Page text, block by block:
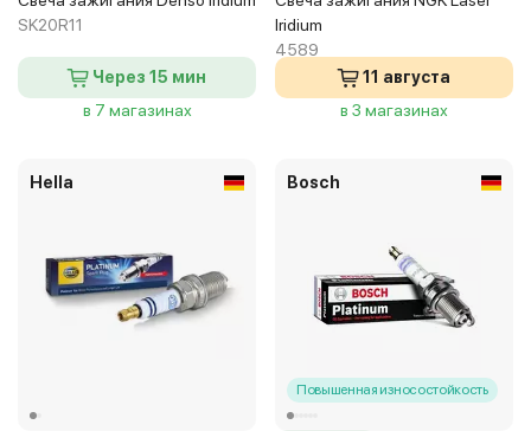
SK20R11
Через 15 мин
в 7 магазинах
Iridium
4589
11 августа
в 3 магазинах
Hella Bosch
Повышенная износостойкость